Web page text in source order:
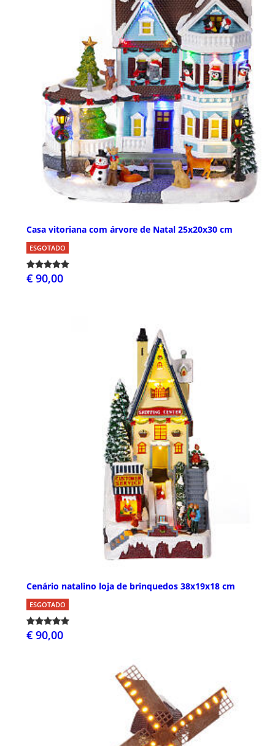
Casa vitoriana com árvore de Natal 25x20x30 cm
ESGOTADO
€ 90,00
Cenário natalino loja de brinquedos 38x19x18 cm
ESGOTADO
€ 90,00